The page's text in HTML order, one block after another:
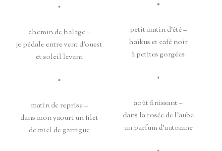
*
chemin de halage –
je pédale entre vent d’ouest
et soleil levant
*
matin de reprise –
dans mon yaourt un filet
de miel de garrigue
*
petit matin d’été –
haïkus et café noir
à petites gorgées
*
août finissant –
dans la rosée de l’aube
un parfum d’automne